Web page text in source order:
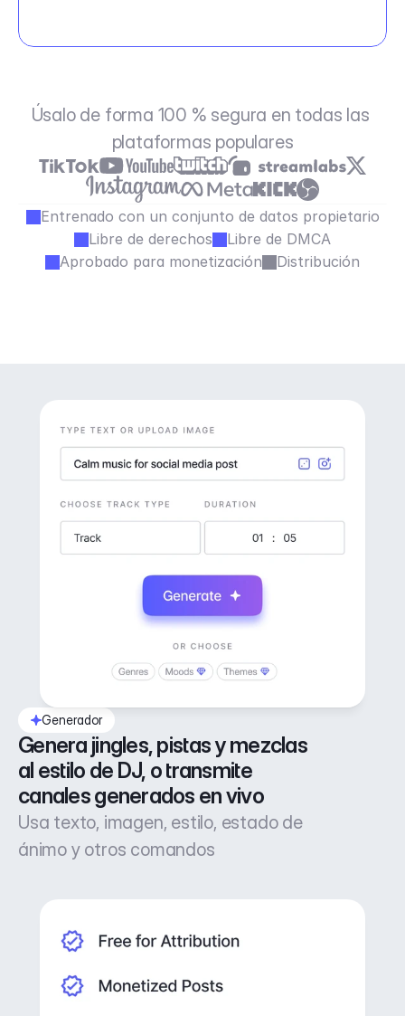
Úsalo de forma 100 % segura en todas las
plataformas populares
Entrenado con un conjunto de datos propietario
Libre de derechos
Libre de DMCA
Aprobado para monetización
Distribución
Generador
Genera jingles, pistas y mezclas
al estilo de DJ, o transmite
canales generados en vivo
Usa texto, imagen, estilo, estado de
ánimo y otros comandos